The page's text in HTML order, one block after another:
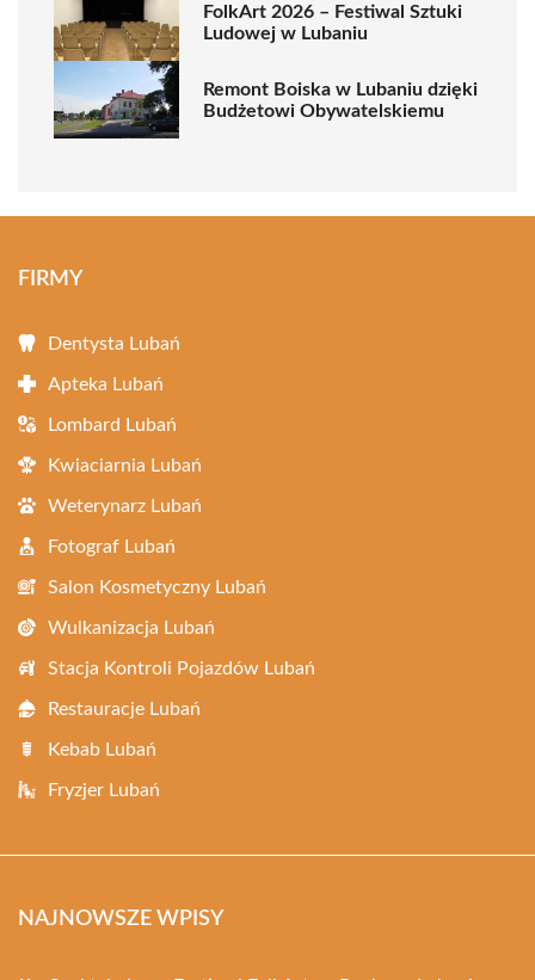
FolkArt 2026 – Festiwal Sztuki
Ludowej w Lubaniu
Remont Boiska w Lubaniu dzięki
Budżetowi Obywatelskiemu
FIRMY
Dentysta Lubań
Apteka Lubań
Lombard Lubań
Kwiaciarnia Lubań
Weterynarz Lubań
Fotograf Lubań
Salon Kosmetyczny Lubań
Wulkanizacja Lubań
Stacja Kontroli Pojazdów Lubań
Restauracje Lubań
Kebab Lubań
Fryzjer Lubań
NAJNOWSZE WPISY